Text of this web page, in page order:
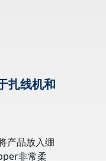
扎线机和
产品放入绷
非常柔